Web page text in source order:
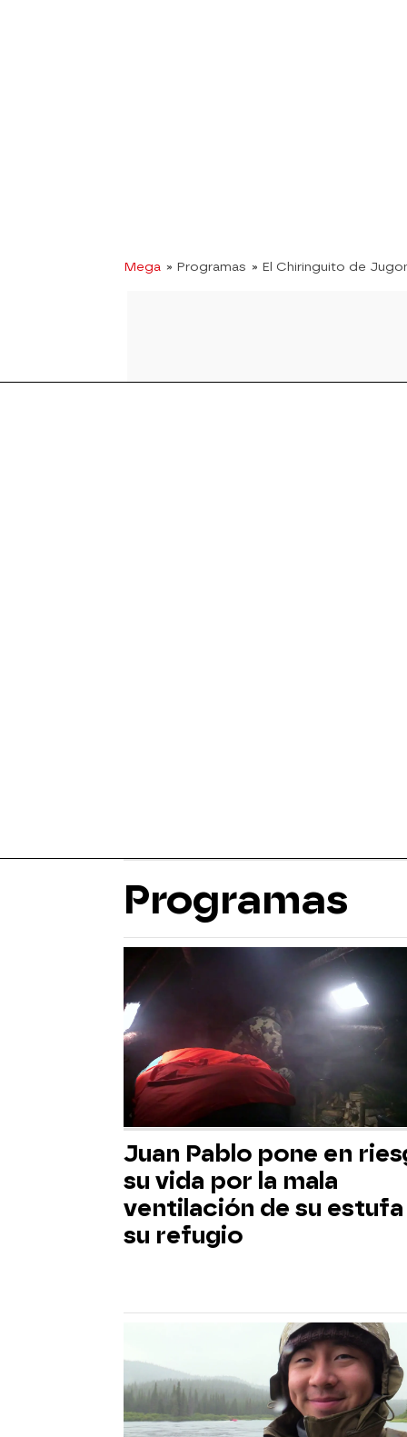
Mega » Programas » El Chiringuito de
Programas
Juan Pablo pone en
su vida por la mala
ventilación de su estufa
su refugio